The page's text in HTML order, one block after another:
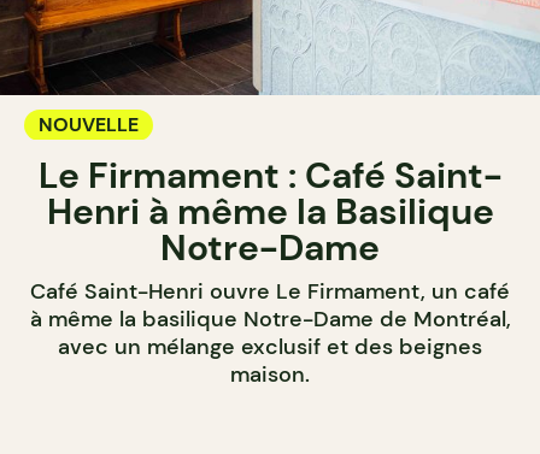
NOUVELLE
Le Firmament : Café Saint-
Henri à même la Basilique
Notre-Dame
Café Saint-Henri ouvre Le Firmament, un café
à même la basilique Notre-Dame de Montréal,
avec un mélange exclusif et des beignes
maison.